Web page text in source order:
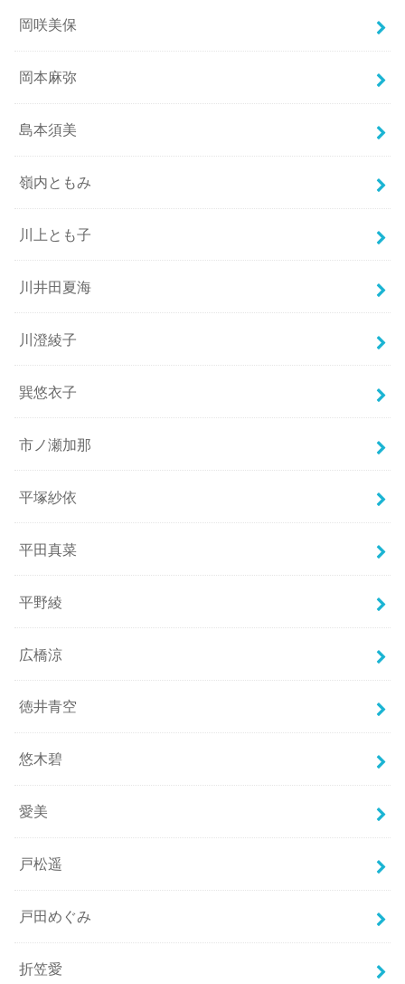
岡咲美保
岡本麻弥
島本須美
嶺内ともみ
川上とも子
川井田夏海
川澄綾子
巽悠衣子
市ノ瀬加那
平塚紗依
平田真菜
平野綾
広橋涼
徳井青空
悠木碧
愛美
戸松遥
戸田めぐみ
折笠愛